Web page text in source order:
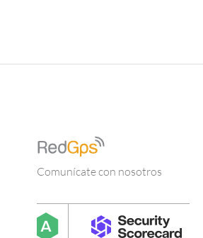
Comunícate con nosotros